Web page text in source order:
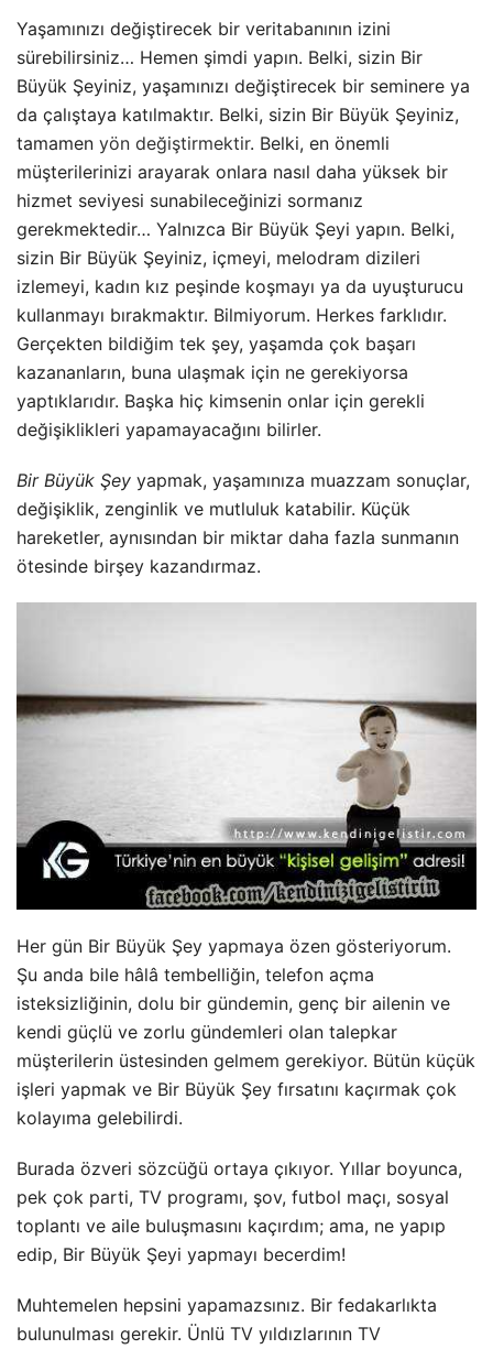
Yaşamınızı değiştirecek bir veritabanının izini
sürebilirsiniz… Hemen şimdi yapın. Belki, sizin Bir
Büyük Şeyiniz, yaşamınızı değiştirecek bir seminere ya
da çalıştaya katılmaktır. Belki, sizin Bir Büyük Şeyiniz,
tamamen yön değiştirmektir. Belki, en önemli
müşterilerinizi arayarak onlara nasıl daha yüksek bir
hizmet seviyesi sunabileceğinizi sormanız
gerekmektedir… Yalnızca Bir Büyük Şeyi yapın. Belki,
sizin Bir Büyük Şeyiniz, içmeyi, melodram dizileri
izlemeyi, kadın kız peşinde koşmayı ya da uyuşturucu
kullanmayı bırakmaktır. Bilmiyorum. Herkes farklıdır.
Gerçekten bildiğim tek şey, yaşamda çok başarı
kazananların, buna ulaşmak için ne gerekiyorsa
yaptıklarıdır. Başka hiç kimsenin onlar için gerekli
değişiklikleri yapamayacağını bilirler.
Bir Büyük Şey yapmak, yaşamınıza muazzam sonuçlar,
değişiklik, zenginlik ve mutluluk katabilir. Küçük
hareketler, aynısından bir miktar daha fazla sunmanın
ötesinde birşey kazandırmaz.
Her gün Bir Büyük Şey yapmaya özen gösteriyorum.
Şu anda bile hâlâ tembelliğin, telefon açma
isteksizliğinin, dolu bir gündemin, genç bir ailenin ve
kendi güçlü ve zorlu gündemleri olan talepkar
müşterilerin üstesinden gelmem gerekiyor. Bütün küçük
işleri yapmak ve Bir Büyük Şey fırsatını kaçırmak çok
kolayıma gelebilirdi.
Burada özveri sözcüğü ortaya çıkıyor. Yıllar boyunca,
pek çok parti, TV programı, şov, futbol maçı, sosyal
toplantı ve aile buluşmasını kaçırdım; ama, ne yapıp
edip, Bir Büyük Şeyi yapmayı becerdim!
Muhtemelen hepsini yapamazsınız. Bir fedakarlıkta
bulunulması gerekir. Ünlü TV yıldızlarının TV